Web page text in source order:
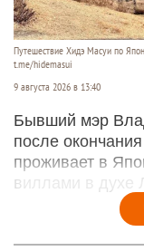
Путешествие Хидэ Масуи по
t.me/hidemasui
9 августа 2026 в 13:40
Бывший мэр
после
проживает в
виллами в духе